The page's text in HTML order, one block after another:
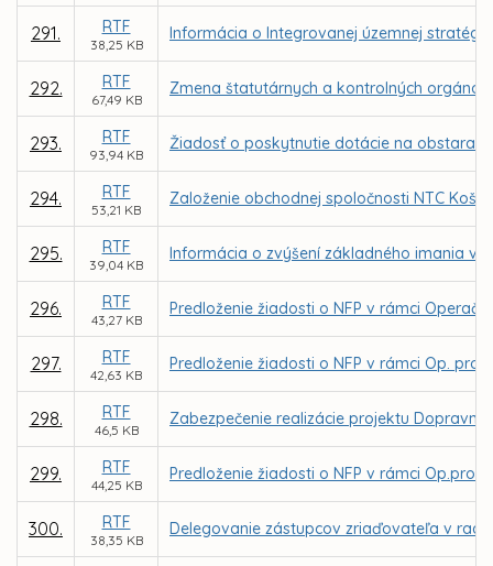
291. RTF
38,25 KB
Informácia o Integrovanej územnej
292. RTF
67,49 KB
Zmena štatutárnych a kontrolných
293. RTF
93,94 KB
Žiadosť o poskytnutie dotácie na
294. RTF
53,21 KB
Založenie obchodnej spoločnosti NTC
295. RTF
39,04 KB
Informácia o zvýšení základného imania v
296. RTF
43,27 KB
Predloženie žiadosti o NFP v rámci
297. RTF
42,63 KB
Predloženie žiadosti o NFP v rámci Op.
298. RTF
46,5 KB
Zabezpečenie realizácie projektu
299. RTF
44,25 KB
Predloženie žiadosti o NFP v rámci
300. RTF
38,35 KB
Delegovanie zástupcov zriaďovateľa v